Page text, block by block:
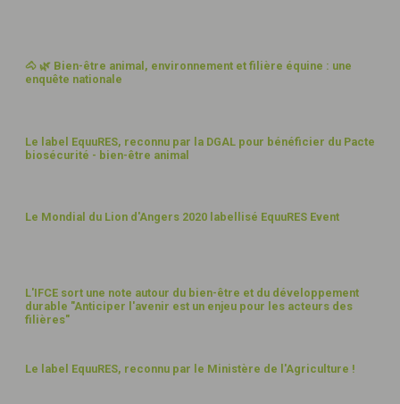
14
AVR21
🐴 🌿 Bien-être animal, environnement et filière équine : une
enquête nationale
18
MARS21
Le label EquuRES, reconnu par la DGAL pour bénéficier du Pacte
biosécurité - bien-être animal
19
Le Mondial du Lion d'Angers 2020 labellisé EquuRES Event
2
OCT 20
L'IFCE sort une note autour du bien-être et du développement
durable "Anticiper l'avenir est un enjeu pour les acteurs des
filières"
12
Le label EquuRES, reconnu par le Ministère de l'Agriculture !